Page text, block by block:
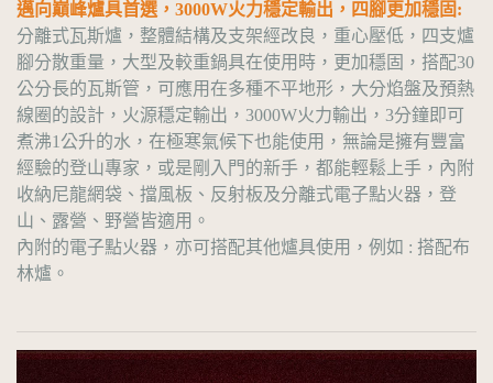
邁向巔峰爐具首選，3000W火力穩定輸出，四腳更加穩固:
分離式瓦斯爐，整體結構及支架經改良，重心壓低，四支爐
腳分散重量，大型及較重鍋具在使用時，更加穩固，搭配30
公分長的瓦斯管，可應用在多種不平地形，大分焰盤及預熱
線圈的設計，火源穩定輸出，3000W火力輸出，3分鐘即可
煮沸1公升的水，在極寒氣候下也能使用，無論是擁有豐富
經驗的登山專家，或是剛入門的新手，都能輕鬆上手，內附
收納尼龍網袋、擋風板、反射板及分離式電子點火器，登
山、露營、野營皆適用。
內附的電子點火器，亦可搭配其他爐具使用，例如 : 搭配布
林爐。